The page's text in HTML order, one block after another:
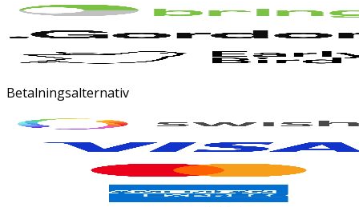
Betalningsalternativ